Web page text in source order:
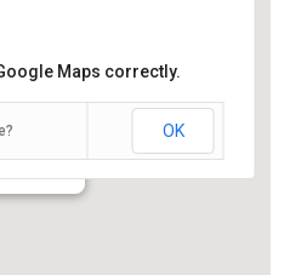
Maps correctly.
OK